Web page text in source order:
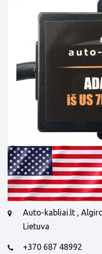
Auto-kabliai.lt ,
Lietuva
+370 687 48992